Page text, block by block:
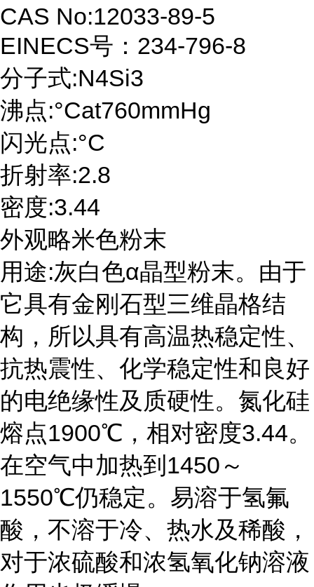
CAS No:12033-89-5
EINECS号：234-796-8
分子式:N4Si3
沸点:°Cat760mmHg
闪光点:°C
折射率:2.8
密度:3.44
外观略米色粉末
用途:灰白色α晶型粉末。由于
它具有金刚石型三维晶格结
构，所以具有高温热稳定性、
抗热震性、化学稳定性和良好
的电绝缘性及质硬性。氮化硅
熔点1900℃，相对密度3.44。
在空气中加热到1450～
1550℃仍稳定。易溶于氢氟
酸，不溶于冷、热水及稀酸，
对于浓硫酸和浓氢氧化钠溶液